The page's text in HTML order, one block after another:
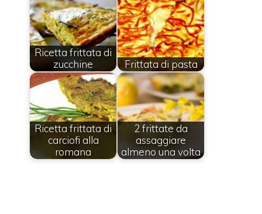
Ricetta frittata di
zucchine
Frittata di pasta
Ricetta frittata di
carciofi alla
romana
2 frittate da
assaggiare
almeno una volta